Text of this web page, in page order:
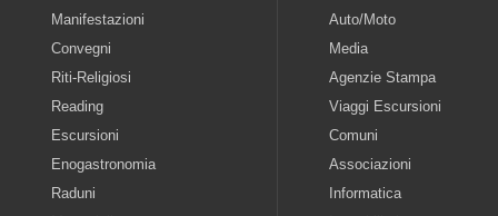
Manifestazioni
Convegni
Riti-Religiosi
Reading
Escursioni
Enogastronomia
Raduni
Auto/Moto
Media
Agenzie Stampa
Viaggi Escursioni
Comuni
Associazioni
Informatica